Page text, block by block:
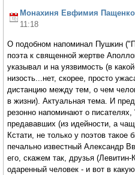
Монахиня Евфимия Пащенко
11:18
О подобном напоминал Пушкин
поэта к священной жертве
указывал и на уязвимость (в
низость...нет, скорее, просто
дистанцию между тем, о чем
в жизни). Актуальная тема. И
резонно напоминают о
предававших (из идейности, а
Кстати, не только у поэтов
печально известный Александр
его, скажем так, друзья
одаренный человек - и вот в